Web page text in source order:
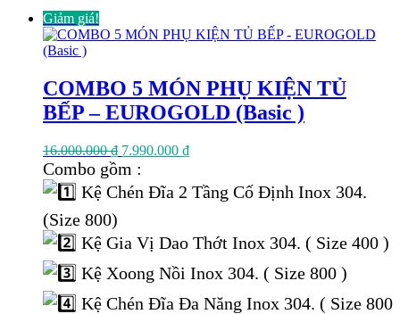
Giảm giá!
COMBO 5 MÓN PHỤ KIỆN TỦ
BẾP – EUROGOLD (Basic )
16.000.000₫ Giá
gốc
16.000.000 ₫.
7.990.000 ₫Giá
là:
Combo gồm :
Kệ Chén Đĩa 2 Tầng Cố Định Inox 304.
(Size 800)
Kệ Gia Vị Dao Thớt Inox 304. ( Size 400 )
Kệ Xoong Nồi Inox 304. ( Size 800 )
Kệ Chén Đĩa Đa Năng Inox 304. ( Size 800